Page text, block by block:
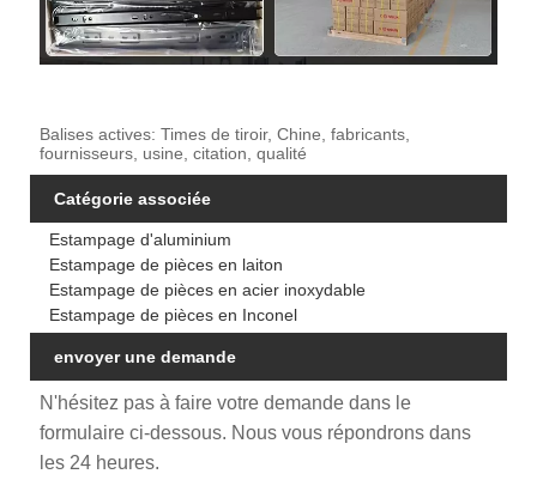
Balises actives: Times de tiroir, Chine, fabricants,
fournisseurs, usine, citation, qualité
Catégorie associée
Estampage d'aluminium
Estampage de pièces en laiton
Estampage de pièces en acier inoxydable
Estampage de pièces en Inconel
envoyer une demande
N'hésitez pas à faire votre demande dans le
formulaire ci-dessous. Nous vous répondrons dans
les 24 heures.